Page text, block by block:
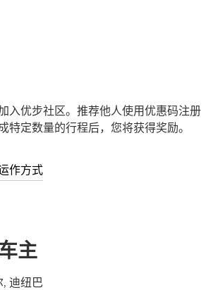
入优步社区。推荐他人使用优惠码注册
特定数量的行程后，您将获得奖励。
作方式
主
迪纽巴